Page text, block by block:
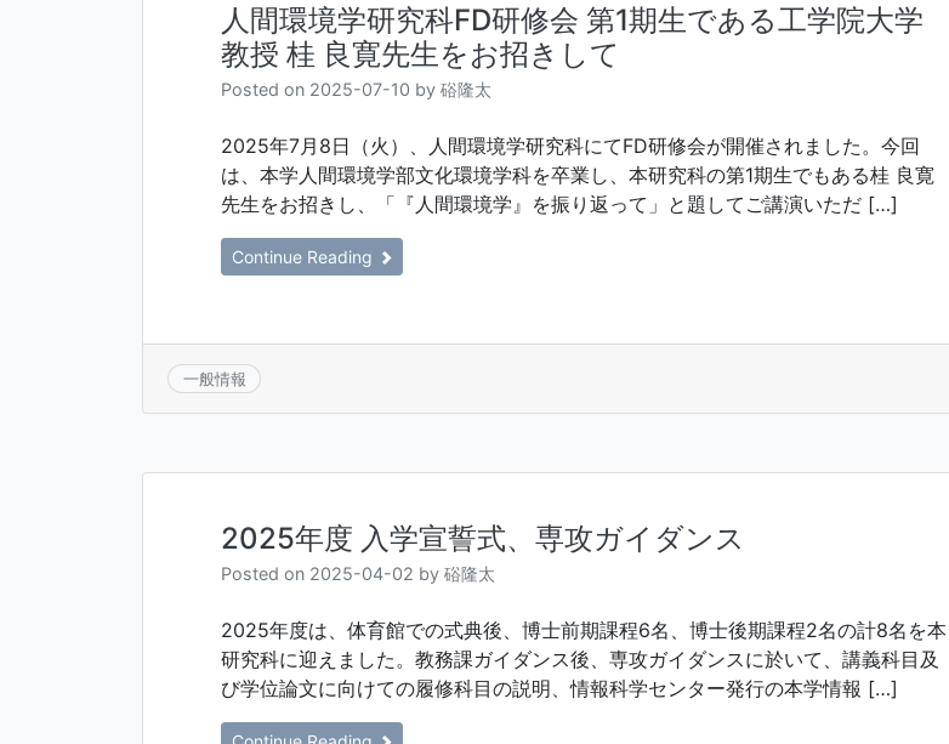
人間環境学研究科FD研修会 第1期生である工学院大学
教授 桂 良寛先生をお招きして
Posted on 2025-07-10 by 硲隆太
2025年7月8日（火）、人間環境学研究科にてFD研修会が開催されました。今回
は、本学人間環境学部文化環境学科を卒業し、本研究科の第1期生でもある桂 良寛
先生をお招きし、「『人間環境学』を振り返って」と題してご講演いただ […]
Continue Reading
一般情報
2025年度 入学宣誓式、専攻ガイダンス
Posted on 2025-04-02 by 硲隆太
2025年度は、体育館での式典後、博士前期課程6名、博士後期課程2名の計8名を本
研究科に迎えました。教務課ガイダンス後、専攻ガイダンスに於いて、講義科目及
び学位論文に向けての履修科目の説明、情報科学センター発行の本学情報 […]